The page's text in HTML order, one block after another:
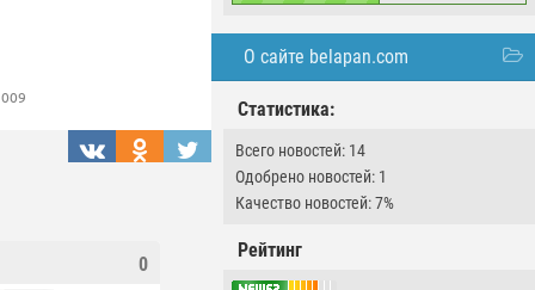
О сайте belapan.com
Статистика:
Всего новостей: 14
Одобрено новостей: 1
Качество новостей: 7%
Рейтинг
0